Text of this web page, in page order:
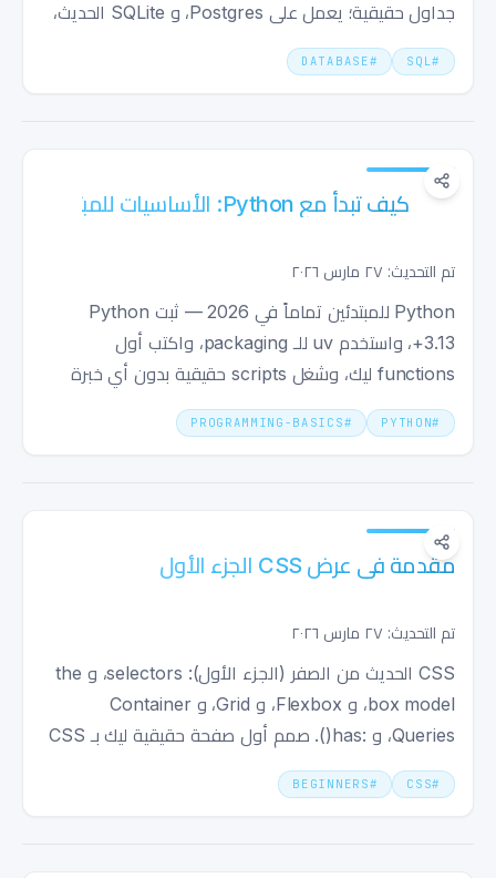
جداول حقيقية؛ يعمل على Postgres، و SQLite الحديث،
و MySQL 8.0+.
#
SQL
#
DATABASE
كيف تبدأ مع Python: الأساسيات للمبتدئين
تم التحديث: ٢٧ مارس ٢٠٢٦
Python للمبتدئين تماماً في 2026 — ثبت Python
3.13+، واستخدم uv للـ packaging، واكتب أول
functions ليك، وشغل scripts حقيقية بدون أي خبرة
سابقة.
#
PYTHON
#
PROGRAMMING-BASICS
مقدمة في عرض CSS الجزء الأول
تم التحديث: ٢٧ مارس ٢٠٢٦
CSS الحديث من الصفر (الجزء الأول): selectors، و the
box model، و Flexbox، و Grid، و Container
Queries، و :has(). صمم أول صفحة حقيقية ليك بـ CSS
النهاردة.
#
CSS
#
BEGINNERS